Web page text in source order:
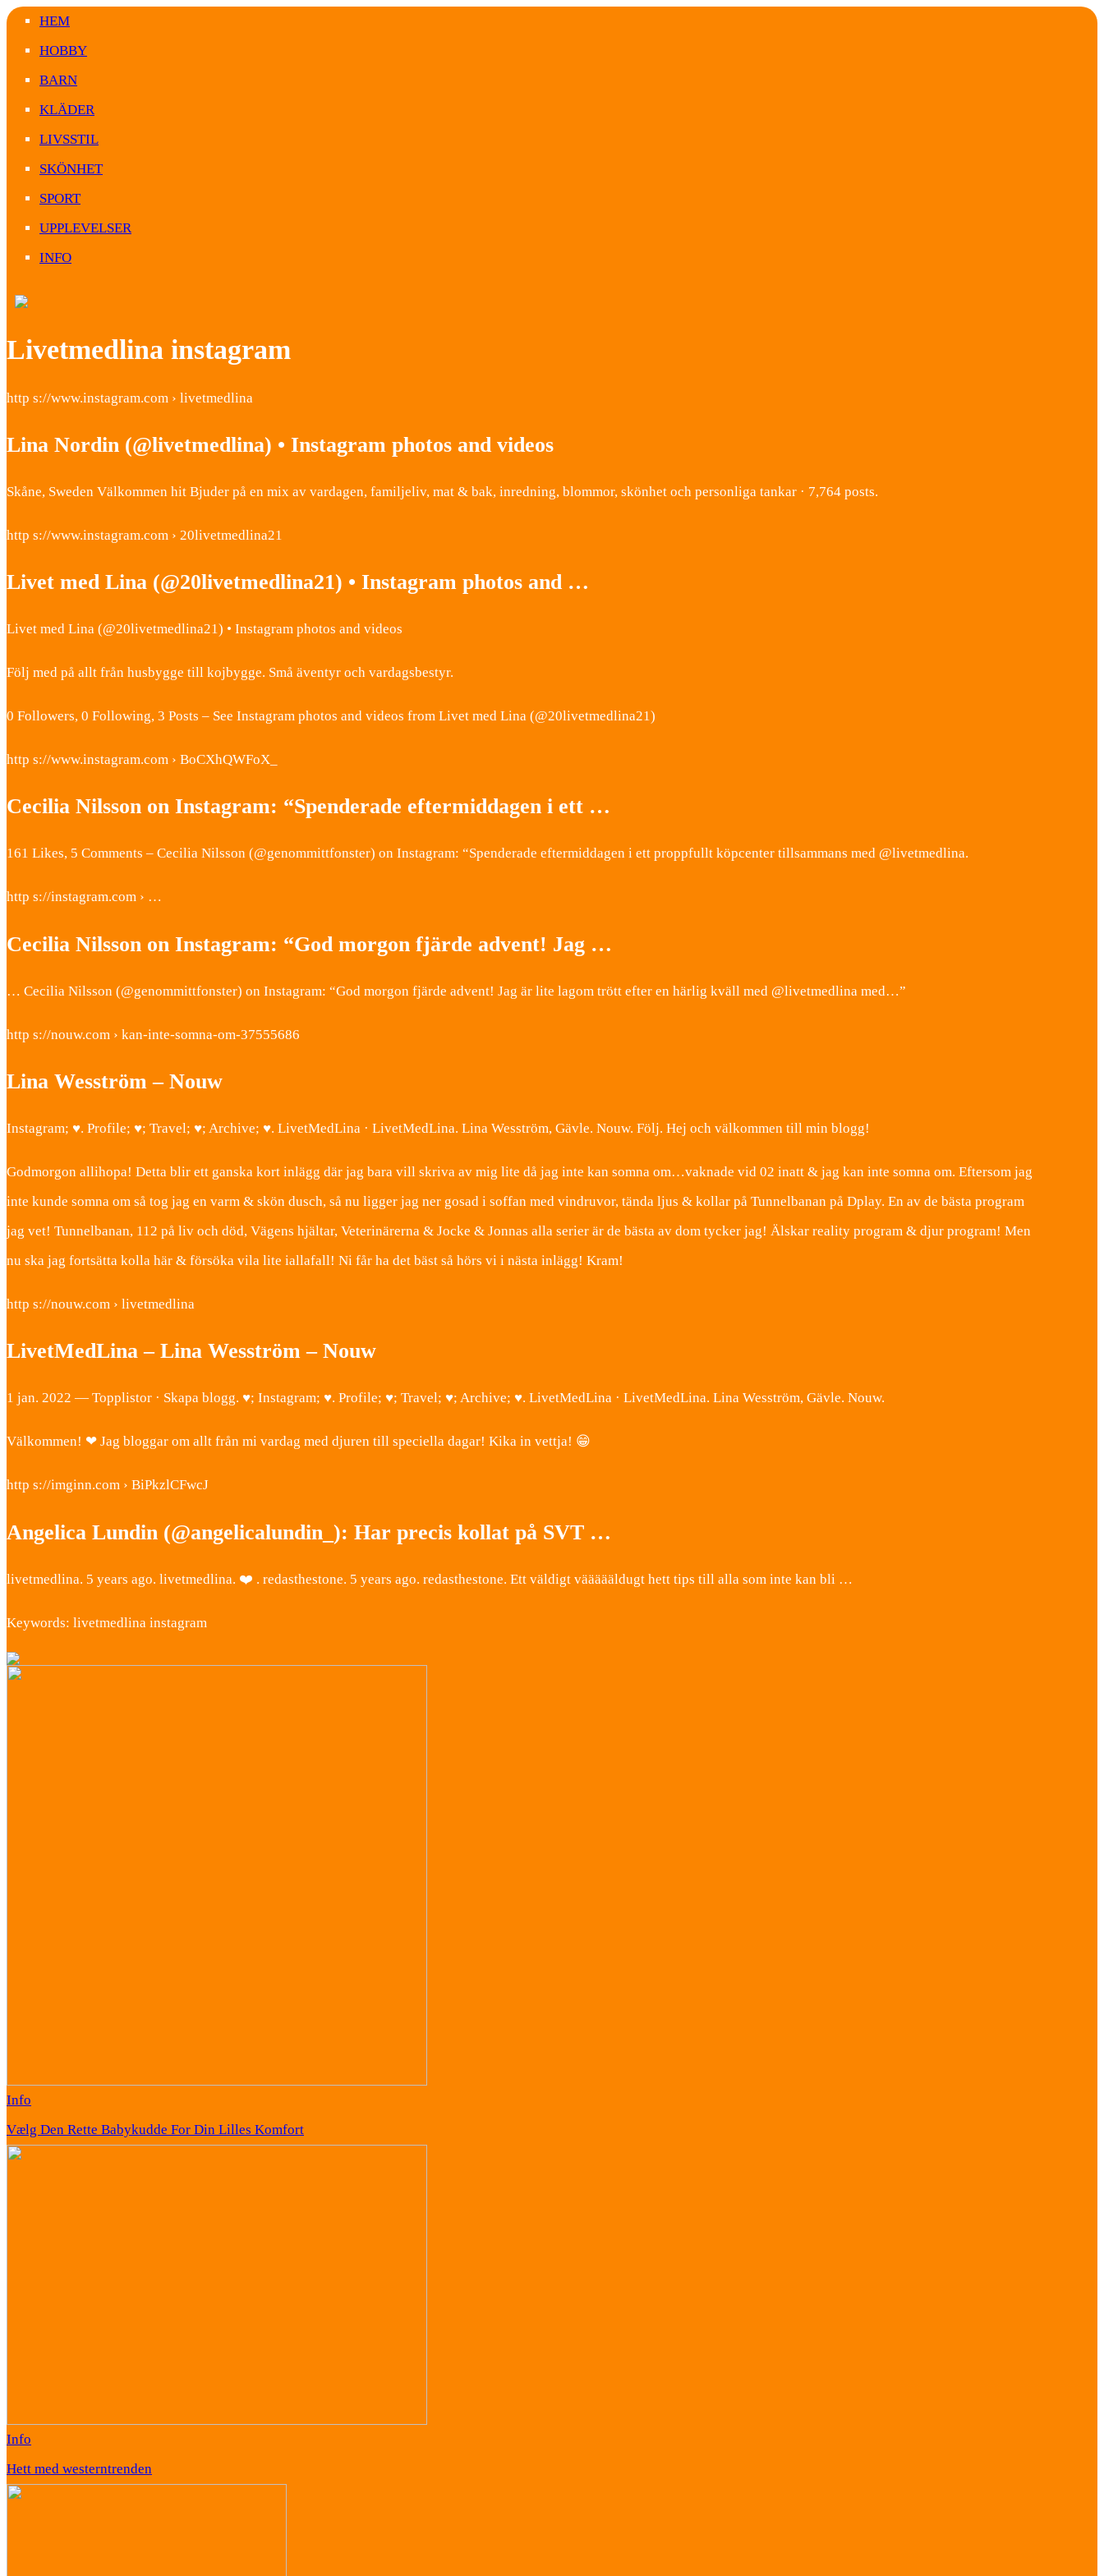
HEM
HOBBY
BARN
KLÄDER
LIVSSTIL
SKÖNHET
SPORT
UPPLEVELSER
INFO
Livetmedlina instagram
http s://www.instagram.com › livetmedlina
Lina Nordin (@livetmedlina) • Instagram photos and videos
Skåne, Sweden Välkommen hit Bjuder på en mix av vardagen, familjeliv, mat & bak, inredning, blommor, skönhet och personliga tankar · 7,764 posts.
http s://www.instagram.com › 20livetmedlina21
Livet med Lina (@20livetmedlina21) • Instagram photos and …
Livet med Lina (@20livetmedlina21) • Instagram photos and videos
Följ med på allt från husbygge till kojbygge. Små äventyr och vardagsbestyr.
0 Followers, 0 Following, 3 Posts – See Instagram photos and videos from Livet med Lina (@20livetmedlina21)
http s://www.instagram.com › BoCXhQWFoX_
Cecilia Nilsson on Instagram: “Spenderade eftermiddagen i ett …
161 Likes, 5 Comments – Cecilia Nilsson (@genommittfonster) on Instagram: “Spenderade eftermiddagen i ett proppfullt köpcenter tillsammans med @livetmedlina.
http s://instagram.com › …
Cecilia Nilsson on Instagram: “God morgon fjärde advent! Jag …
… Cecilia Nilsson (@genommittfonster) on Instagram: “God morgon fjärde advent! Jag är lite lagom trött efter en härlig kväll med @livetmedlina med…”
http s://nouw.com › kan-inte-somna-om-37555686
Lina Wesström – Nouw
Instagram; ♥. Profile; ♥; Travel; ♥; Archive; ♥. LivetMedLina · LivetMedLina. Lina Wesström, Gävle. Nouw. Följ. Hej och välkommen till min blogg!
Godmorgon allihopa! Detta blir ett ganska kort inlägg där jag bara vill skriva av mig lite då jag inte kan somna om…vaknade vid 02 inatt & jag kan inte somna om. Eftersom jag
inte kunde somna om så tog jag en varm & skön dusch, så nu ligger jag ner gosad i soffan med vindruvor, tända ljus & kollar på Tunnelbanan på Dplay. En av de bästa program
jag vet! Tunnelbanan, 112 på liv och död, Vägens hjältar, Veterinärerna & Jocke & Jonnas alla serier är de bästa av dom tycker jag! Älskar reality program & djur program! Men
nu ska jag fortsätta kolla här & försöka vila lite iallafall! Ni får ha det bäst så hörs vi i nästa inlägg! Kram!
http s://nouw.com › livetmedlina
LivetMedLina – Lina Wesström – Nouw
1 jan. 2022 — Topplistor · Skapa blogg. ♥; Instagram; ♥. Profile; ♥; Travel; ♥; Archive; ♥. LivetMedLina · LivetMedLina. Lina Wesström, Gävle. Nouw.
Välkommen! ❤ Jag bloggar om allt från mi vardag med djuren till speciella dagar! Kika in vettja! 😁
http s://imginn.com › BiPkzlCFwcJ
Angelica Lundin (@angelicalundin_): Har precis kollat på SVT …
livetmedlina. 5 years ago. livetmedlina. ❤️ . redasthestone. 5 years ago. redasthestone. Ett väldigt väääääldugt hett tips till alla som inte kan bli …
Keywords: livetmedlina instagram
Info
Vælg Den Rette Babykudde For Din Lilles Komfort
Info
Hett med westerntrenden